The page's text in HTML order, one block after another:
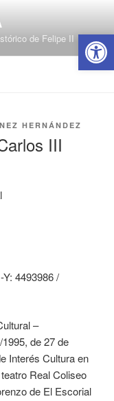
Abrir
de Felipe II
HERNÁNDEZ
III
4493986 /
–
de 27 de
Interés Cultura en
Real Coliseo
de El Escorial